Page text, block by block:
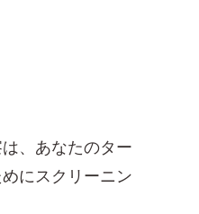
、あなたのター
にスクリーニン